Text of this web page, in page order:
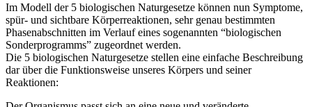
Im Modell der 5 biologischen Naturgesetze können nun Symptome,
spür- und sichtbare Körperreaktionen, sehr genau bestimmten
Phasenabschnitten im Verlauf eines sogenannten “biologischen
Sonderprogramms” zugeordnet werden.
Die 5 biologischen Naturgesetze stellen eine einfache Beschreibung
dar über die Funktionsweise unseres Körpers und seiner
Reaktionen: